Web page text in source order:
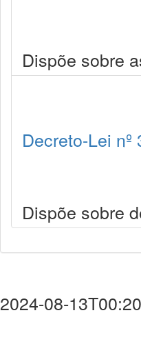
Dispõe sobre
Decreto-Lei
Dispõe sobre
2024-08-